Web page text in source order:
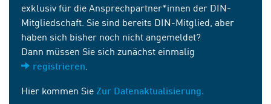
exklusiv für die Ansprechpartner*innen der DIN-
Mitgliedschaft. Sie sind bereits DIN-Mitglied, aber
haben sich bisher noch nicht angemeldet?
Dann müssen Sie sich zunächst einmalig
registrieren
Hier kommen Sie Zur Datenaktualisierung.